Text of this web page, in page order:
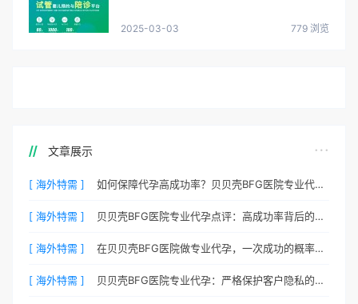
2025-03-03 779 浏览
文章展示
[ 海外特需 ] 如何保障代孕高成功率？贝贝壳BFG医院专业代孕方案解析
[ 海外特需 ] 贝贝壳BFG医院专业代孕点评：高成功率背后的医疗神话
[ 海外特需 ] 在贝贝壳BFG医院做专业代孕，一次成功的概率有多大？
[ 海外特需 ] 贝贝壳BFG医院专业代孕：严格保护客户隐私的安心之选